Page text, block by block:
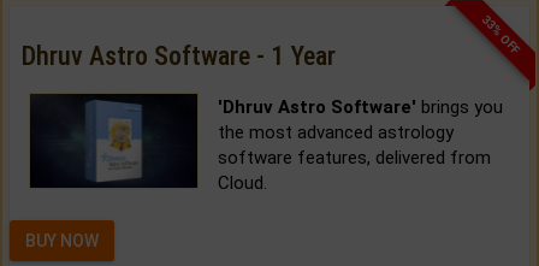
33% OFF
Dhruv Astro Software - 1 Year
'Dhruv Astro Software' brings you
the most advanced astrology
software features, delivered from
Cloud.
BUY NOW